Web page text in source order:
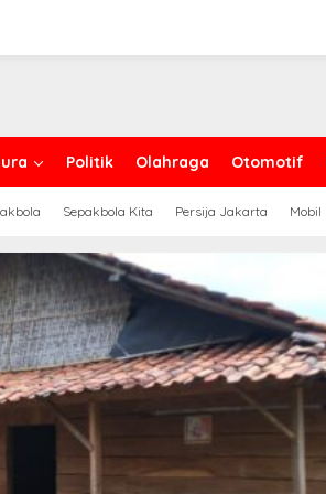
Politik Olahraga Otomotif
Sepakbola Kita Persija Jakarta Mobil